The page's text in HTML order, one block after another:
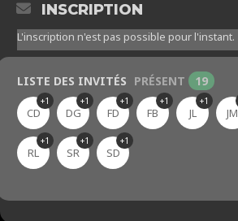
INSCRIPTION
L'inscription n'est pas possible pour l'instant.
LISTE DES INVITÉS PRÉSENT 19
CD
+1
DG
+1
FD
+1
FB
+1
JL
+1
JM
RL
+1
SR
+1
SD
+1